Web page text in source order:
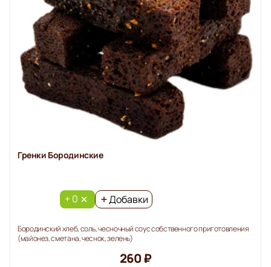
Гренки Бородинские
+ 0 Добавки
Бородинский хлеб, соль, чесночный соус собственного приготовления
(майонез, сметана, чеснок, зелень)
260 ₽